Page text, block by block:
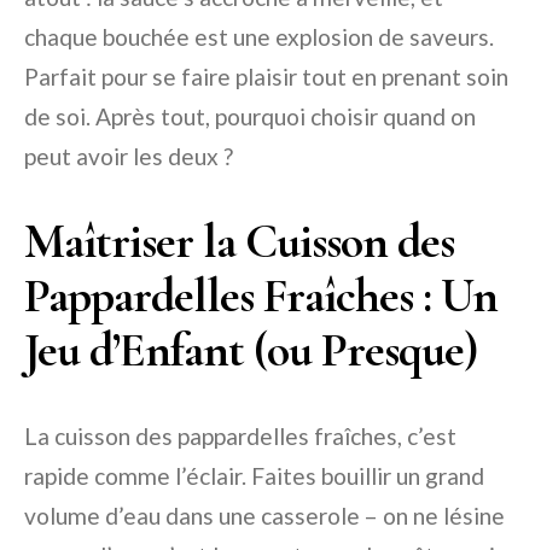
chaque bouchée est une explosion de saveurs.
Parfait pour se faire plaisir tout en prenant soin
de soi. Après tout, pourquoi choisir quand on
peut avoir les deux ?
Maîtriser la Cuisson des
Pappardelles Fraîches : Un
Jeu d’Enfant (ou Presque)
La cuisson des pappardelles fraîches, c’est
rapide comme l’éclair. Faites bouillir un grand
volume d’eau dans une casserole – on ne lésine